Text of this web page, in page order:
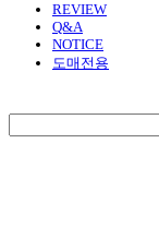
REVIEW
Q&A
NOTICE
도매전용